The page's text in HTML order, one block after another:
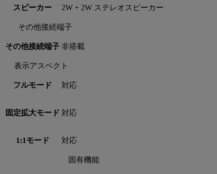
スピーカー 2W + 2W ステレオスピーカー
その他接続端子
その他接続端子 非搭載
表示アスペクト
フルモード 対応
固定拡大モード 対応
1:1モード 対応
固有機能